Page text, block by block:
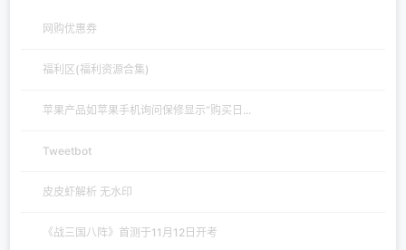
网购优惠券
福利区(福利资源合集)
苹果产品如苹果手机询问保修显示“购买日...
Tweetbot
皮皮虾解析 无水印
《战三国八阵》首测于11月12日开考